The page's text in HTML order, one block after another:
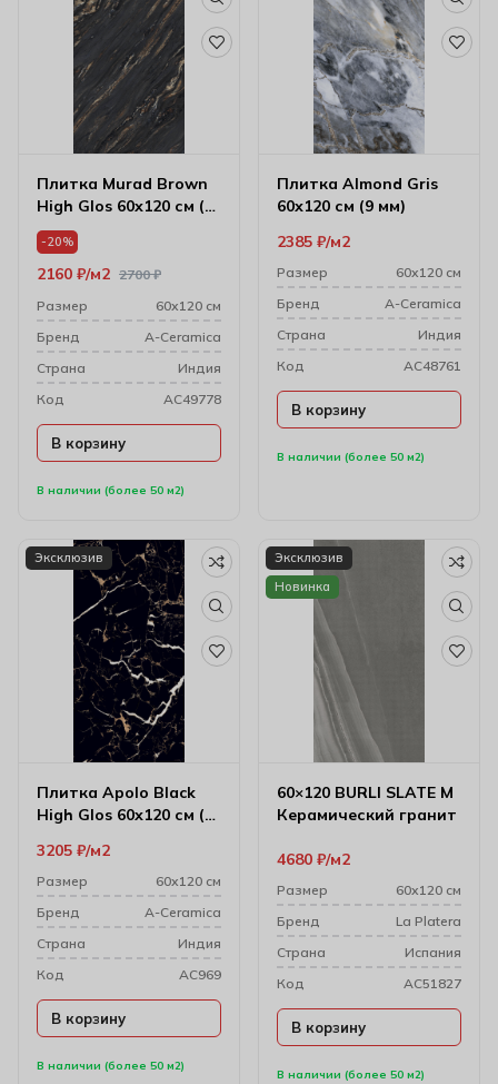
Плитка Murad Brown
High Glos 60х120 см (9
мм)
В наличии (более 50 м2)
-20%
2700₽
2160 ₽ м2
Размер
60х120 см
Бренд
A-Ceramica
Cтрана
Индия
Код
AC49778
В корзину
Плитка Almond Gris
60х120 см (9 мм)
В наличии (более 50 м2)
2385 ₽ м2
Размер
60х120 см
Бренд
A-Ceramica
Cтрана
Индия
Код
AC48761
В корзину
Эксклюзив
Плитка Apolo Black
High Glos 60х120 см (9
В наличии (более 50 м2)
3205 ₽ м2
Размер
60х120 см
Бренд
A-Ceramica
Cтрана
Индия
Код
AC969
В корзину
Эксклюзив
Новинка
60×120 BURLI SLATE M
Керамический гранит
В наличии (более 50 м2)
4680 ₽ м2
Размер
60х120 см
Бренд
La Platera
Cтрана
Испания
Код
AC51827
В корзину